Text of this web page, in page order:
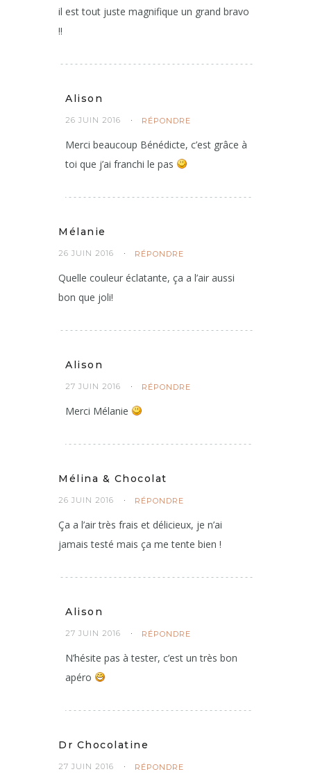
il est tout juste magnifique un grand bravo
!!
Alison
26 JUIN 2016 RÉPONDRE
Merci beaucoup Bénédicte, c’est grâce à
toi que j’ai franchi le pas
Mélanie
26 JUIN 2016 RÉPONDRE
Quelle couleur éclatante, ça a l’air aussi
bon que joli!
Alison
27 JUIN 2016 RÉPONDRE
Merci Mélanie
Mélina & Chocolat
26 JUIN 2016 RÉPONDRE
Ça a l’air très frais et délicieux, je n’ai
jamais testé mais ça me tente bien !
Alison
27 JUIN 2016 RÉPONDRE
N’hésite pas à tester, c’est un très bon
apéro
Dr Chocolatine
27 JUIN 2016 RÉPONDRE